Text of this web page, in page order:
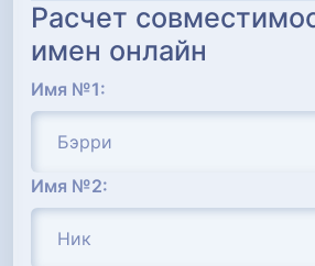
Расчет
имен онлайн
Имя №1:
Имя №2: